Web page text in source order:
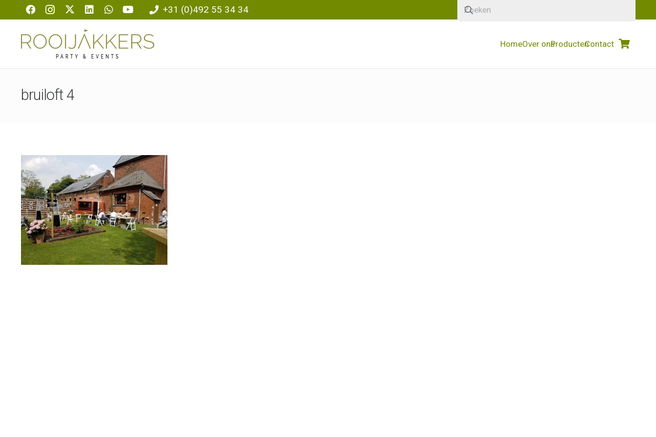
+31 (0)492 55 34 34
HomeOver onsProductenContact
bruiloft 4